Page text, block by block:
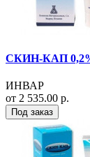
СКИН-КАП
ИНВАР
от 2 535.00 р.
Под заказ